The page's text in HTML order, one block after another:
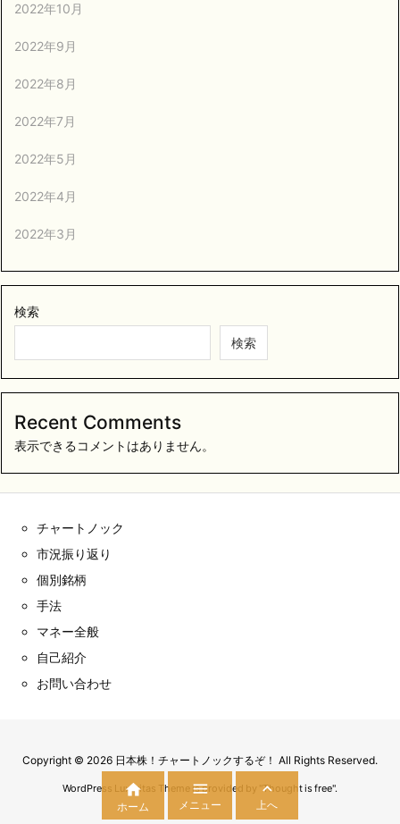
2022年10月
2022年9月
2022年8月
2022年7月
2022年5月
2022年4月
2022年3月
検索
検索
Recent Comments
表示できるコメントはありません。
チャートノック
市況振り返り
個別銘柄
手法
マネー全般
自己紹介
お問い合わせ
Copyright © 2026 日本株！チャートノックするぞ！ All Rights Reserved.
WordPress Luxeritas Theme is provided by " Thought is free".

ホーム

メニュー

上へ